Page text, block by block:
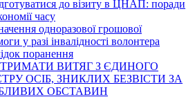
до візиту в ЦНАП: поради
часу
одноразової грошової
у разі інвалідності волонтера
поранення
ВИТЯГ З ЄДИНОГО
ОСІБ, ЗНИКЛИХ БЕЗВІСТИ ЗА
ОБСТАВИН